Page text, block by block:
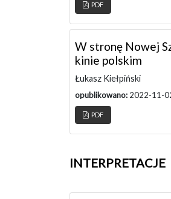
PDF
W stronę Nowej
kinie polskim
Łukasz Kiełpiński
opublikowano:2022-11-
PDF
INTERPRETACJE